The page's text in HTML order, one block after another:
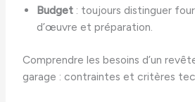
Budget : toujours distinguer
d’œuvre et préparation.
Comprendre les besoins d’un
garage : contraintes et critères